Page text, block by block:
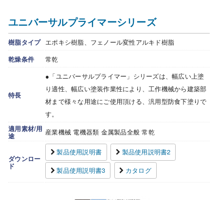
ユニバーサルプライマーシリーズ
樹脂タイプ エポキシ樹脂、フェノール変性アルキド樹脂
乾燥条件
常乾
特長
●「ユニバーサルプライマー」シリーズは、幅広い上塗
り適性、幅広い塗装作業性により、工作機械から建築部
材まで様々な用途にご使用頂ける、汎用型防食下塗りで
す。
適用素材/用
途 産業機械 電機器類 金属製品全般 常乾
ダウンロー
ド
製品使用説明書
製品使用説明書2
製品使用説明書3
カタログ